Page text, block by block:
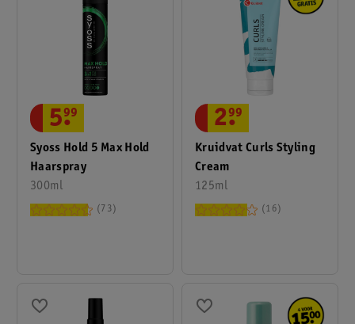
Syoss Hold 5 Max Hold
Haarspray
300ml
5.
99
73
Kruidvat Curls Styling
Cream
125ml
2.
99
16